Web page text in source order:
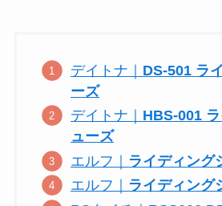
デイトナ｜ DS-501 ラ
ーズ
デイトナ｜ HBS-001
ューズ
エルフ｜ ライディング
エルフ｜ ライディング